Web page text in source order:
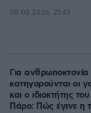
08.08.2026, 21:49
Για
κατηγορούνται οι
και ο ιδιοκτήτης
Πάρο: Πώς έγινε η